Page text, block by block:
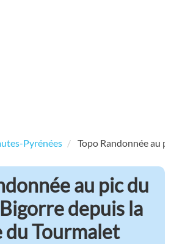
Pyrénées Topo Randonnée au
au pic du
depuis la
du Tourmalet